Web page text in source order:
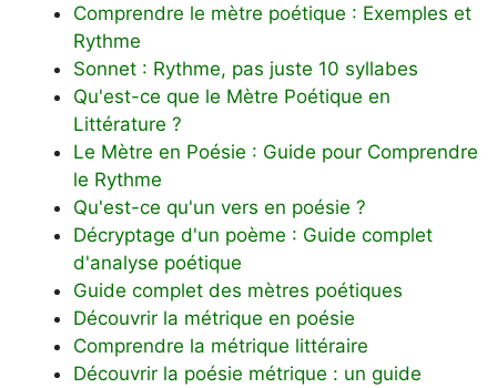
Comprendre le mètre poétique : Exemples et
Rythme
Sonnet : Rythme, pas juste 10 syllabes
Qu'est-ce que le Mètre Poétique en
Littérature ?
Le Mètre en Poésie : Guide pour Comprendre
le Rythme
Qu'est-ce qu'un vers en poésie ?
Décryptage d'un poème : Guide complet
d'analyse poétique
Guide complet des mètres poétiques
Découvrir la métrique en poésie
Comprendre la métrique littéraire
Découvrir la poésie métrique : un guide